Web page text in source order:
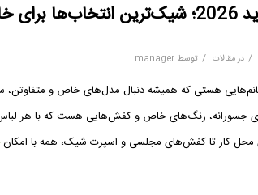
کفش زنانه جدید 2026؛ شیک‌ترین
/ درمقالات / توسط manager
که همیشه دنبال مدل‌های خاص و متفاوتن، سال ۲۰۲۶ دقیقاً همون چیزیه که دنبالش
جسورانه، رنگ‌های خاص و کفش‌هایی هست که با هر
محل کار تا کفش‌های مجلسی و اسپرت شیک، همه با امکان